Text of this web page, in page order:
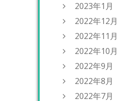
2023年1月
2022年12月
2022年11月
2022年10月
2022年9月
2022年8月
2022年7月